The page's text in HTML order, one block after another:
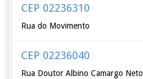
CEP 02236310
Rua do Movimento
CEP 02236040
Rua Doutor Albino Camargo Neto